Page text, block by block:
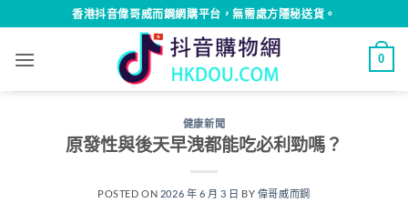
to
content
香港抖音偉哥威而鋼網購平台，無需處方隱秘送貨。
0
健康新聞
原發性與後天早洩都能吃必利勁嗎？
POSTED ON 2026 年 6 月 3 日 BY 偉哥威而鋼